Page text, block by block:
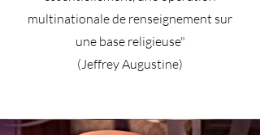
multinationale de renseignement sur
une base religieuse"
(Jeffrey Augustine)